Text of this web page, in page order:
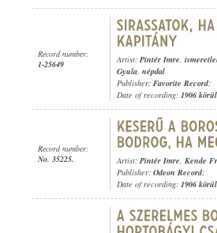
Record number:
1-25649
Artist: Pintér Imre,
Gyula, népdal
Publisher: Favorite Record;
Date of recording: 1906 körül
Record number:
No. 35225.
Artist: Pintér Imre, Kende
Publisher: Odeon Record;
Date of recording: 1906 körül